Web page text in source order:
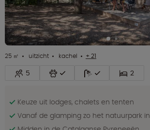
25 ㎡ uitzicht kachel + 21
5 2
Keuze uit lodges, chalets en tenten
Vanaf de glamping zo het natuurpark in